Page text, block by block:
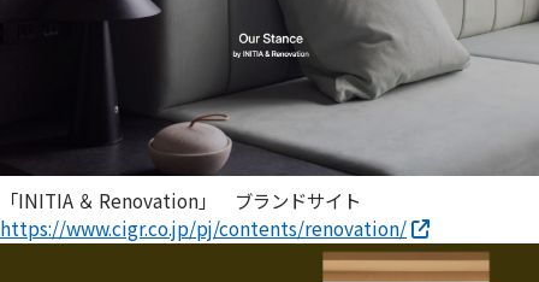
「INITIA ＆ Renovation」 ブランドサイト
https://www.cigr.co.jp/pj/contents/renovation/